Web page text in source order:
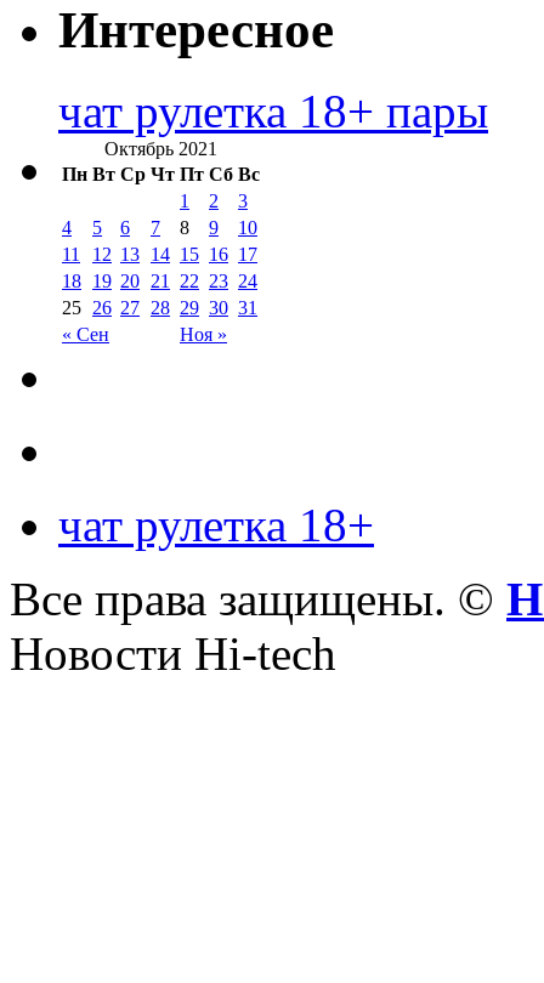
Интересное
чат рулетка 18+ пары
Октябрь 2021
Пн Вт Ср Чт Пт Сб Вс
« Сен Ноя »
1 2
3
4
5 6 7 8 9
10
11
12 13 14 15 16 17
18 19 20 21 22 23 24
25 26 27 28 29 30 31
чат рулетка 18+
Все права защищены. ©
Новости Hi-tech